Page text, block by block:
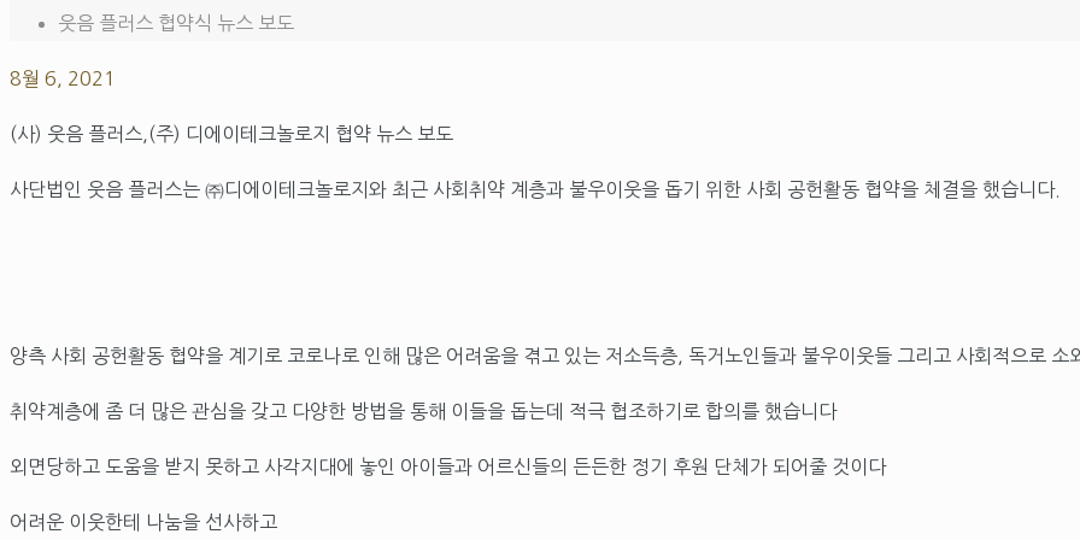
웃음 플러스 협약식 뉴스 보도
8월 6, 2021
(사) 웃음 플러스,(주) 디에이테크놀로지 협약 뉴스 보도
사단법인 웃음 플러스는 ㈜디에이테크놀로지와 최근 사회취약 계층과 불우이웃을 돕기 위한 사회 공헌활동 협약을 체결을 했습니다.
양측 사회 공헌활동 협약을 계기로 코로나로 인해 많은 어려움을 겪고 있는 저소득층, 독거노인들과 불우이웃들 그리고 사회적으로 소
취약계층에 좀 더 많은 관심을 갖고 다양한 방법을 통해 이들을 돕는데 적극 협조하기로 합의를 했습니다
외면당하고 도움을 받지 못하고 사각지대에 놓인 아이들과 어르신들의 든든한 정기 후원 단체가 되어줄 것이다
어려운 이웃한테 나눔을 선사하고